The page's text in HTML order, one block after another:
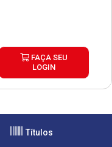
FAÇA SEU
LOGIN
Títulos